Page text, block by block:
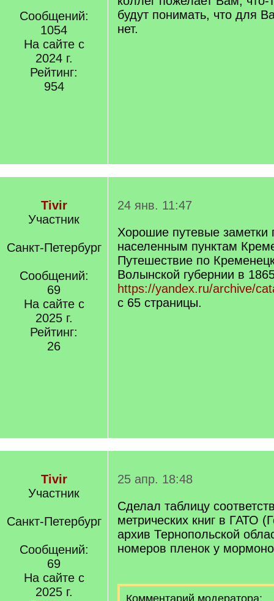
Сообщений:
1054
На сайте с
2024 г.
Рейтинг:
954
будут понимать, что для
нет.
Tivir
Участник
Санкт-Петербург
Сообщений:
69
На сайте с
2025 г.
Рейтинг:
26
24 янв. 11:47
Хорошие путевые заметки
населенным пунктам
Путешествие по
Волынской губернии в
https://yandex.ru/archive/
с 65 страницы.
Tivir
Участник
Санкт-Петербург
Сообщений:
69
На сайте с
2025 г.
25 апр. 18:48
Сделал таблицу
метрических книг в ГАТО
архив Тернопольской
номеров пленок у
Комментарий модератора: